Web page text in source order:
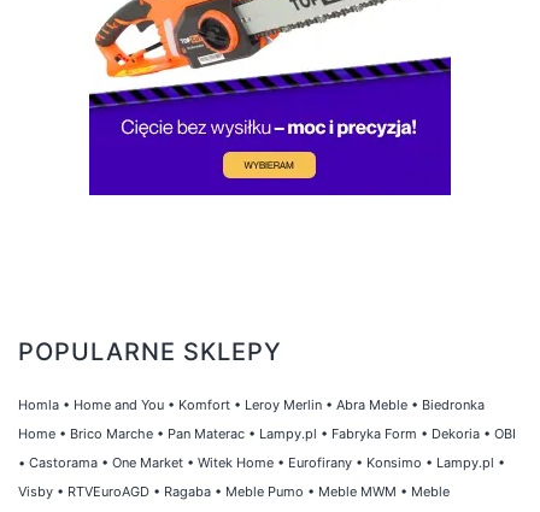
POPULARNE SKLEPY
Homla • Home and You • Komfort • Leroy Merlin • Abra Meble • Biedronka
Home • Brico Marche • Pan Materac • Lampy.pl • Fabryka Form • Dekoria • OBI
• Castorama • One Market • Witek Home • Eurofirany • Konsimo • Lampy.pl •
Visby • RTVEuroAGD • Ragaba • Meble Pumo • Meble MWM • Meble